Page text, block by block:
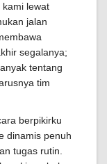
lewat
jalan
segalanya;
tentang
tim
berpikirku
dinamis penuh
tugas rutin.